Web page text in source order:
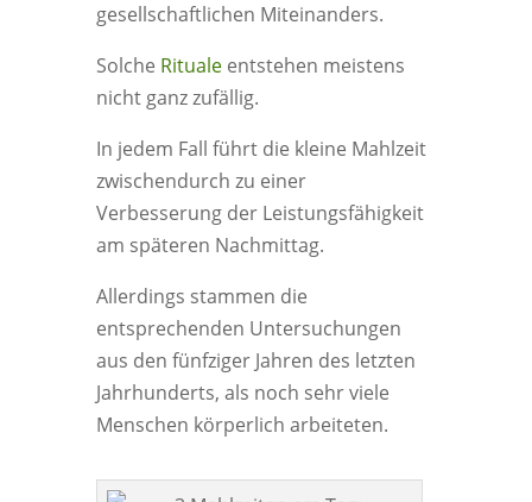
gesellschaftlichen Miteinanders.
Solche Ritualeentstehen meistens
nicht ganz zufällig.
In jedem Fall führt die kleine Mahlzeit
zwischendurch zu einer
Verbesserung der Leistungsfähigkeit
am späteren Nachmittag.
Allerdings stammen die
entsprechenden Untersuchungen
aus den fünfziger Jahren des letzten
Jahrhunderts, als noch sehr viele
Menschen körperlich arbeiteten.